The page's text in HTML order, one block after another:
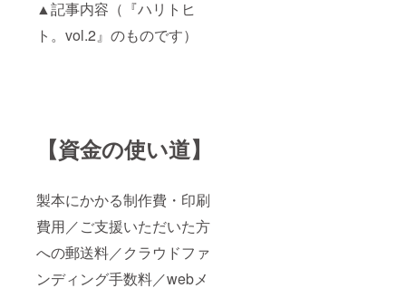
▲記事内容（『ハリトヒ
ト。vol.2』のものです）
【資金の使い道】
製本にかかる制作費・印刷
費用／ご支援いただいた方
への郵送料／クラウドファ
ンディング手数料／webメ